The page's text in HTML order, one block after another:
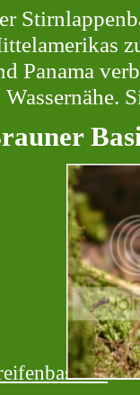
Panama
Wassernähe.